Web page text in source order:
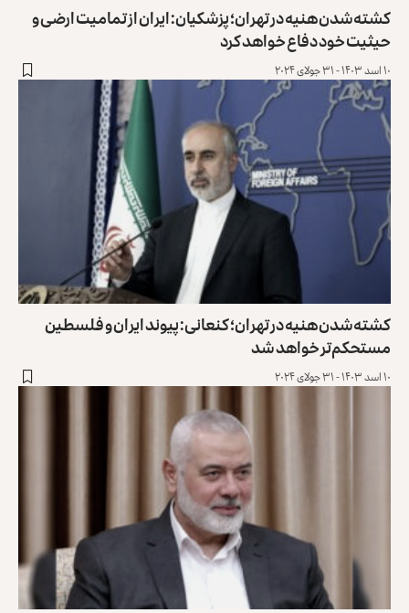
کشته‌شدن هنیه در تهران؛ پزشکیان: ایران از تمامیت ارضی و
حیثیت خود دفاع خواهد کرد
۱۰ اسد ۱۴۰۳ - ۳۱ جولای ۲۰۲۴
کشته‌شدن هنیه در تهران؛ کنعانی: پیوند ایران و فلسطین
مستحکم‌تر خواهد شد
۱۰ اسد ۱۴۰۳ - ۳۱ جولای ۲۰۲۴